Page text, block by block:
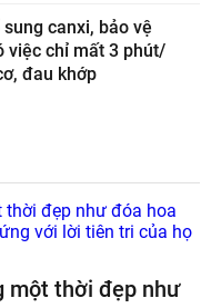
canxi, bảo vệ
việc chỉ mất 3 phút/
đau khớp
một thời đẹp như